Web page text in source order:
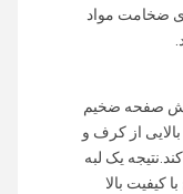
ضخامت مواد
صفحه ضخیم
از کرف و
یک لبه
بالا